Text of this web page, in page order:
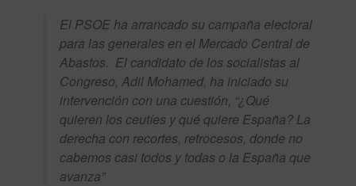
El PSOE ha arrancado su campaña electoral
para las generales en el Mercado Central de
Abastos. El candidato de los socialistas al
Congreso, Adil Mohamed, ha iniciado su
intervención con una cuestión, “¿Qué
quieren los ceutíes y qué quiere España? La
derecha con recortes, retrocesos, donde no
cabemos casi todos y todas o la España que
avanza”